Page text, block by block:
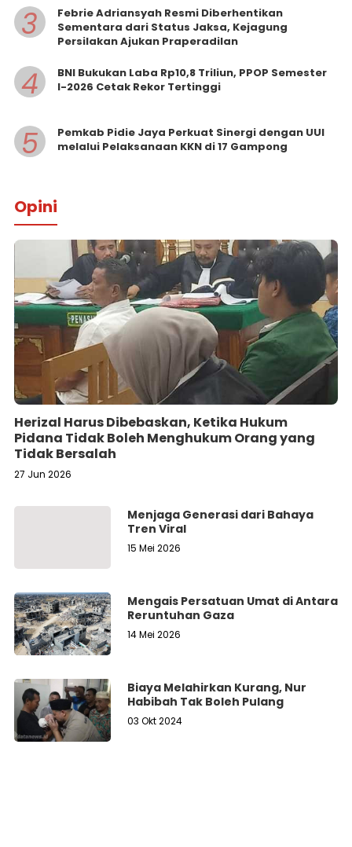
3
Febrie Adriansyah Resmi Diberhentikan
Sementara dari Status Jaksa, Kejagung
Persilakan Ajukan Praperadilan
4
BNI Bukukan Laba Rp10,8 Triliun, PPOP Semester
I-2026 Cetak Rekor Tertinggi
5
Pemkab Pidie Jaya Perkuat Sinergi dengan UUI
melalui Pelaksanaan KKN di 17 Gampong
Opini
Herizal Harus Dibebaskan, Ketika Hukum
Pidana Tidak Boleh Menghukum Orang yang
Tidak Bersalah
27 Jun 2026
Menjaga Generasi dari Bahaya
Tren Viral
15 Mei 2026
Mengais Persatuan Umat di Antara
Reruntuhan Gaza
14 Mei 2026
Biaya Melahirkan Kurang, Nur
Habibah Tak Boleh Pulang
03 Okt 2024